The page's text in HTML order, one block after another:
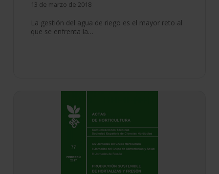
13 de marzo de 2018
La gestión del agua de riego es el mayor reto al
que se enfrenta la…